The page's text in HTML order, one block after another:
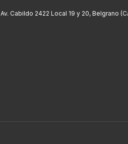
Av. Cabildo 2422 Local 19 y 20, Belgrano